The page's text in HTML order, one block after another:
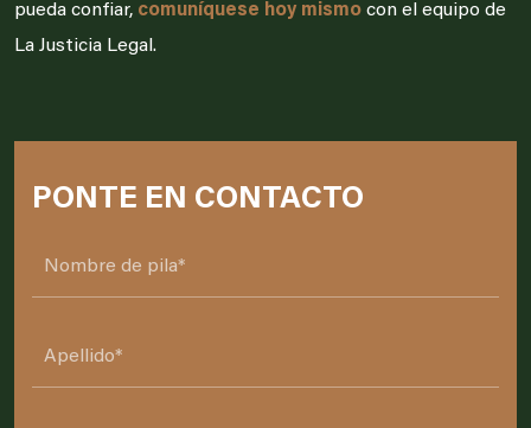
pueda confiar, comuníquese hoy mismo con el equipo de
La Justicia Legal.
PONTE EN CONTACTO